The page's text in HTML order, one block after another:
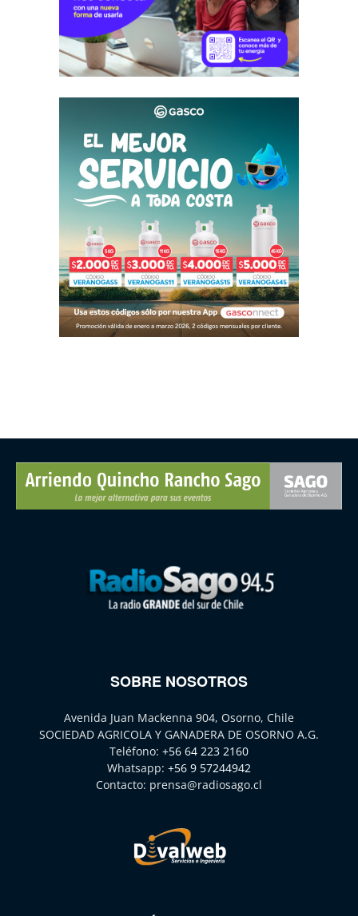
SOBRE NOSOTROS
Avenida Juan Mackenna 904, Osorno, Chile
SOCIEDAD AGRICOLA Y GANADERA DE OSORNO A.G.
Teléfono: +56 64 223 2160
Whatsapp: +56 9 57244942
Contacto: prensa@radiosago.cl